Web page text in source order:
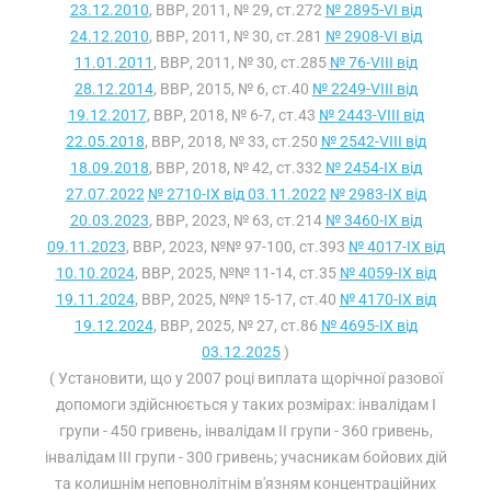
23.12.2010, ВВР, 2011, № 29, ст.272 № 2895-VI від
24.12.2010, ВВР, 2011, № 30, ст.281 № 2908-VI від
11.01.2011 , ВВР, 2011, № 30, ст.285 № 76-VIII від
28.12.2014, ВВР, 2015, № 6, ст.40 № 2249-VIII від
19.12.2017, ВВР, 2018, № 6-7, ст.43 № 2443-VIII від
22.05.2018, ВВР, 2018, № 33, ст.250 № 2542-VIII від
18.09.2018, ВВР, 2018, № 42, ст.332 № 2454-IX від
27.07.2022 № 2710-IX від 03.11.2022 № 2983-IX від
20.03.2023, ВВР, 2023, № 63, ст.214 № 3460-IX від
09.11.2023, ВВР, 2023, №№ 97-100, ст.393 № 4017-IX від
10.10.2024, ВВР, 2025, №№ 11-14, ст.35 № 4059-IX від
19.11.2024, ВВР, 2025, №№ 15-17, ст.40 № 4170-IX від
19.12.2024, ВВР, 2025, № 27, ст.86 № 4695-IX від
03.12.2025)
( Установити, що у 2007 році виплата щорічної разової
допомоги здійснюється у таких розмірах: інвалідам I
групи - 450 гривень, інвалідам II групи - 360 гривень,
інвалідам III групи - 300 гривень; учасникам бойових дій
та колишнім неповнолітнім в'язням концентраційних